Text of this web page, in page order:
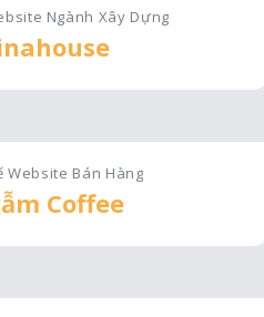
Ngành Xây Dựng
Website Bán Hàng
Coffee